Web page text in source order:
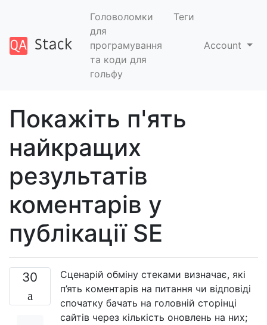
Головоломки
для
програмування
та коди для
гольфу
Теги
Account
Покажіть п'ять
найкращих
результатів
коментарів у
публікації SE
30
Сценарій обміну стеками визначає, які
п’ять коментарів на питання чи відповіді
спочатку бачать на головній сторінці
сайтів через кількість оновлень на них;